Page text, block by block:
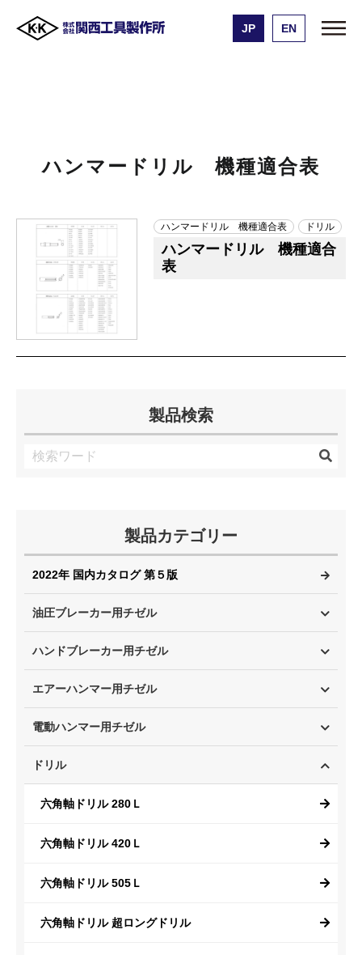
JP EN
製品検索
製品カテゴリー
2022年 国内カタログ 第５版
油圧ブレーカー用チゼル
ハンドブレーカー用チゼル
エアーハンマー用チゼル
電動ハンマー用チゼル
ドリル
六角軸ドリル 280Ｌ
六角軸ドリル 420Ｌ
六角軸ドリル 505Ｌ
六角軸ドリル 超ロングドリル
ハンマードリル 機種適合表
ハンマードリル 機種適合表 ドリル
ハンマードリル 機種適合
表